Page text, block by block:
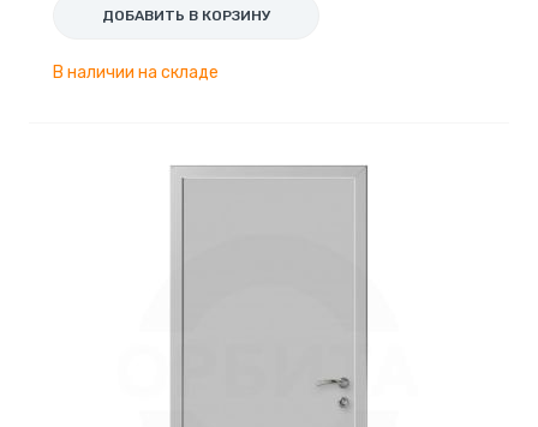
ДОБАВИТЬ В КОРЗИНУ
В наличии на складе